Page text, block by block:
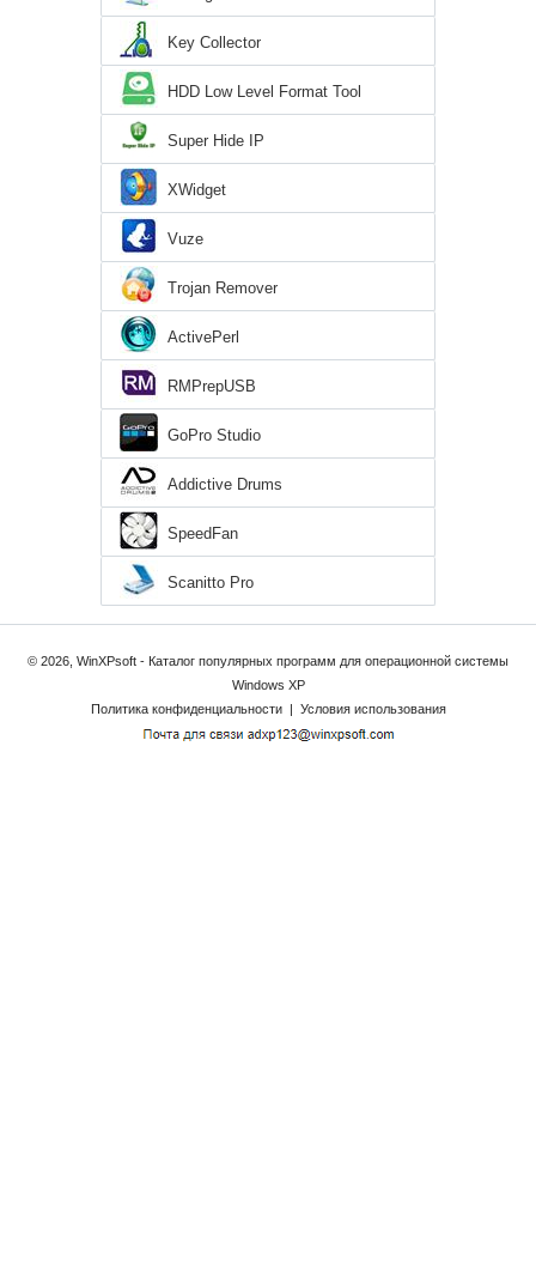
Key Collector
HDD Low Level Format Tool
Super Hide IP
XWidget
Vuze
Trojan Remover
ActivePerl
RMPrepUSB
GoPro Studio
Addictive Drums
SpeedFan
Scanitto Pro
© 2026, WinXPsoft - Каталог популярных программ для операционной системы
Windows XP
Политика конфиденциальности
Условия использования